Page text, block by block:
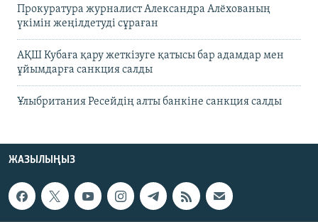
Прокуратура журналист Александра Алёхованың
үкімін жеңілдетуді сұраған
АҚШ Кубаға қару жеткізуге қатысы бар адамдар мен
ұйымдарға санкция салды
Ұлыбритания Ресейдің алты банкіне санкция салды
ЖАЗЫЛЫҢЫЗ